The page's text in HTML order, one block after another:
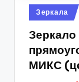
Опубликовано
в
Зеркала
Зеркало
МИКС